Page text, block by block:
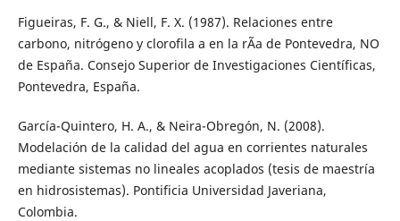
Figueiras, F. G., & Niell, F. X. (1987). Relaciones entre
carbono, nitrógeno y clorofila a en la rÃ­a de Pontevedra, NO
de España. Consejo Superior de Investigaciones Científicas,
Pontevedra, España.
García-Quintero, H. A., & Neira-Obregón, N. (2008).
Modelación de la calidad del agua en corrientes naturales
mediante sistemas no lineales acoplados (tesis de maestría
en hidrosistemas). Pontificia Universidad Javeriana,
Colombia.